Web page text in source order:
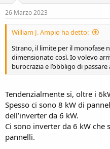
26 Marzo 2023
William J. Ampio ha detto:
Strano, il limite per il monofase
dimensionato così. Io volevo
burocrazia e l’obbligo di passare
Tendenzialmente si, oltre i
Spesso ci sono 8 kW di
dell’inverter da 6 kW.
Ci sono inverter da 6 kW che
pannelli.